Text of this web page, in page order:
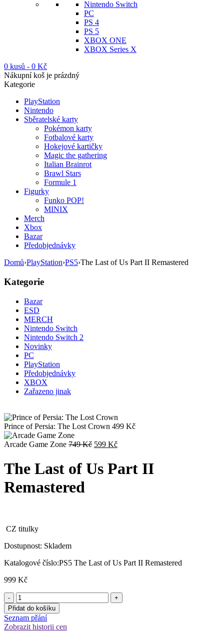
Nintendo Switch
PC
PS 4
PS 5
XBOX ONE
XBOX Series X
0 kusů - 0 Kč
Nákupní koš je prázdný
Kategorie
PlayStation
Nintendo
Sběratelské karty
Pokémon karty
Fotbalové karty
Hokejové kartičky
Magic the gathering
Italian Brainrot
Brawl Stars
Formule 1
Figurky
Funko POP!
MINIX
Merch
Xbox
Bazar
Předobjednávky
Domů›PlayStation›PS5›The Last of Us Part II Remastered
Kategorie
Bazar
ESD
MERCH
Nintendo Switch
Nintendo Switch 2
Novinky
PC
PlayStation
Předobjednávky
XBOX
Zařazeno jinak
Prince of Persia: The Lost Crown 499 Kč
Arcade Game Zone 749Kč Původní
byla:
749 Kč.
599 KčAktuální
599 Kč.
The Last of Us Part II
Remastered
CZ titulky
Dostupnost: Skladem
Katalogové číslo:PS5 The Last of Us Part II Remastered
999 Kč
Přidat do košíku
Seznam přání
Zobrazit historii cen